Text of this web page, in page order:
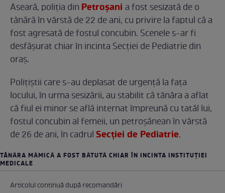
Aseară, poliţia din Petroşani a fost sesizată de o
tânără în vârstă de 22 de ani, cu privire la faptul că a
fost agresată de fostul concubin. Scenele s-ar fi
desfăşurat chiar în incinta Secţiei de Pediatrie din
oraş.
Poliţiştii care s-au deplasat de urgenţă la faţa
locului, în urma sesizării, au stabilit că tânăra a aflat
că fiul ei minor se află internat împreună cu tatăl lui,
fostul concubin al femeii, un petroşănean în vârstă
de 26 de ani, în cadrulSecției de Pediatrie.
TÂNĂRA MĂMICĂ A FOST BĂTUTĂ CHIAR ÎN INCINTA INSTITUŢIEI
MEDICALE
Articolul continuă după recomandări